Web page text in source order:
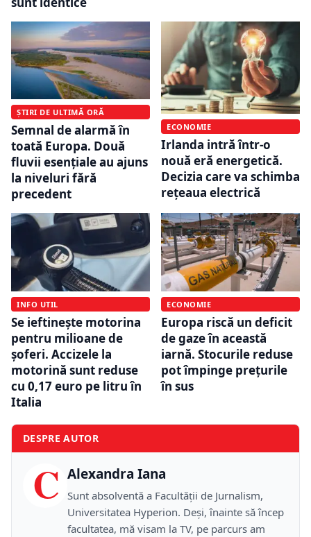
ȘTIRI DE ULTIMĂ ORĂ
Semnal de alarmă în
toată Europa. Două
fluvii esențiale au ajuns
la niveluri fără
precedent
ECONOMIE
Irlanda intră într-o
nouă eră energetică.
Decizia care va schimba
rețeaua electrică
INFO UTIL
Se ieftinește motorina
pentru milioane de
șoferi. Accizele la
motorină sunt reduse
cu 0,17 euro pe litru în
Italia
ECONOMIE
Europa riscă un deficit
de gaze în această
iarnă. Stocurile reduse
pot împinge prețurile
în sus
DESPRE AUTOR
C Alexandra Iana
Sunt absolventă a Facultății de Jurnalism,
Universitatea Hyperion. Deși, înainte să încep
facultatea, mă visam la TV, pe parcurs am